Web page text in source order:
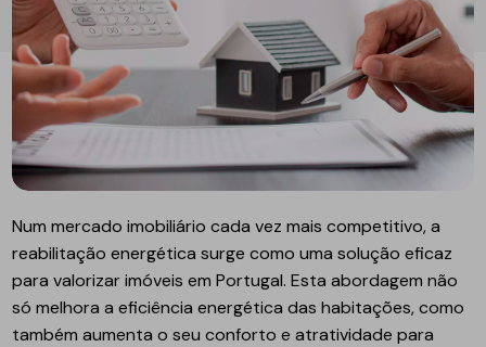
Num mercado imobiliário cada vez mais competitivo, a
reabilitação energética surge como uma solução eficaz
para valorizar imóveis em Portugal. Esta abordagem não
só melhora a eficiência energética das habitações, como
também aumenta o seu conforto e atratividade para